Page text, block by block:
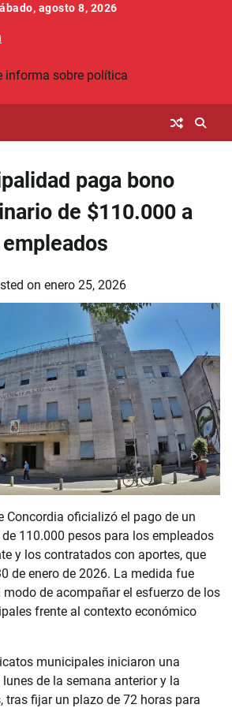
agosto 8, 2026
informa sobre política
paga bono
de $110.000 a
empleados
on enero 25, 2026
Concordia oficializó el pago de un
110.000 pesos para los empleados
y los contratados con aportes, que
de enero de 2026. La medida fue
de acompañar el esfuerzo de los
frente al contexto económico
municipales iniciaron una
de la semana anterior y la
tras fijar un plazo de 72 horas para